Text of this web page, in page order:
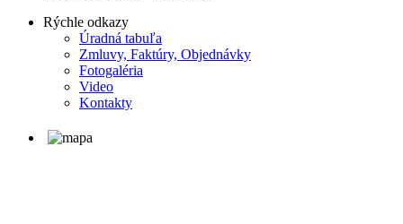
Rýchle odkazy
Úradná tabuľa
Zmluvy, Faktúry, Objednávky
Fotogaléria
Video
Kontakty